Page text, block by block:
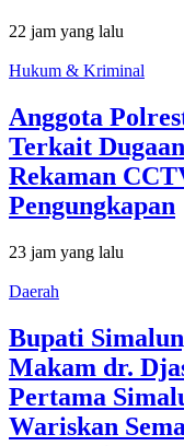
22 jam yang lalu
Hukum & Kriminal
Anggota
Terkait
Rekaman
Pengungkapan
23 jam yang lalu
Daerah
Bupati
Makam dr.
Pertama
Wariskan